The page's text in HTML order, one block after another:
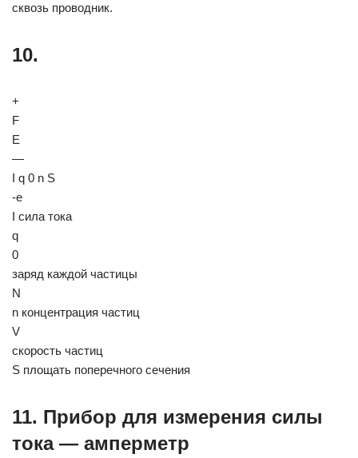
сквозь проводник.
10.
+
F
Е
—
I q 0 n S
-е
I сила тока
q
0
заряд каждой частицы
N
n концентрация частиц
V
скорость частиц
S площать поперечного сечения
11. Прибор для измерения силы
тока — амперметр